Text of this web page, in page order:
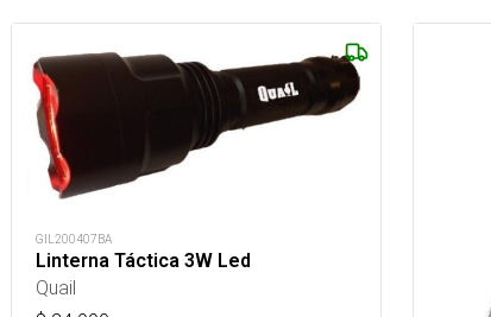
GIL200407BA
Linterna Táctica 3W Led
Quail